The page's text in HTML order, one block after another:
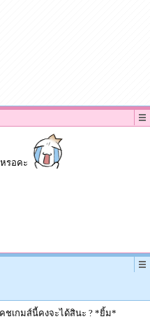
รอคะ
ชเกมส์นี้คงจะได้สินะ ? *ยิ้ม*